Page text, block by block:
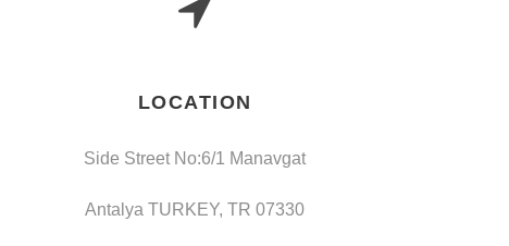
LOCATION
Side Street No:6/1 Manavgat
Antalya TURKEY, TR 07330